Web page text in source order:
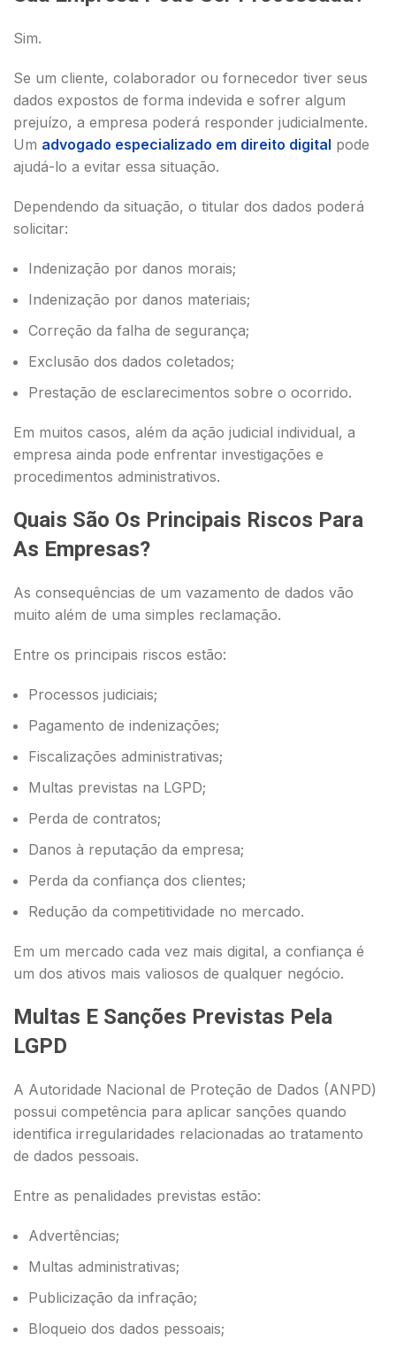
Sim.
Se um cliente, colaborador ou fornecedor tiver seus
dados expostos de forma indevida e sofrer algum
prejuízo, a empresa poderá responder judicialmente.
Um advogado especializado em direito digital pode
ajudá-lo a evitar essa situação.
Dependendo da situação, o titular dos dados poderá
solicitar:
Indenização por danos morais;
Indenização por danos materiais;
Correção da falha de segurança;
Exclusão dos dados coletados;
Prestação de esclarecimentos sobre o ocorrido.
Em muitos casos, além da ação judicial individual, a
empresa ainda pode enfrentar investigações e
procedimentos administrativos.
Quais São Os Principais Riscos Para
As Empresas?
As consequências de um vazamento de dados vão
muito além de uma simples reclamação.
Entre os principais riscos estão:
Processos judiciais;
Pagamento de indenizações;
Fiscalizações administrativas;
Multas previstas na LGPD;
Perda de contratos;
Danos à reputação da empresa;
Perda da confiança dos clientes;
Redução da competitividade no mercado.
Em um mercado cada vez mais digital, a confiança é
um dos ativos mais valiosos de qualquer negócio.
Multas E Sanções Previstas Pela
LGPD
A Autoridade Nacional de Proteção de Dados (ANPD)
possui competência para aplicar sanções quando
identifica irregularidades relacionadas ao tratamento
de dados pessoais.
Entre as penalidades previstas estão:
Advertências;
Multas administrativas;
Publicização da infração;
Bloqueio dos dados pessoais;